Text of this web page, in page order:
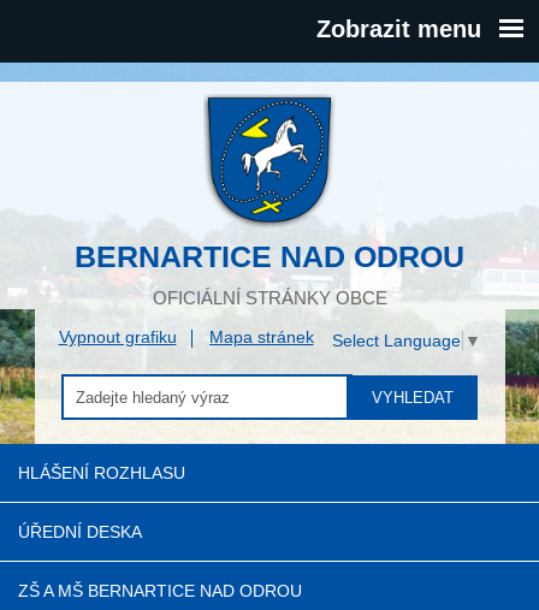
Zobrazit menu
BERNARTICE NAD ODROU
OFICIÁLNÍ STRÁNKY OBCE
Vypnout grafiku Mapa stránek Select Language ▼
VYHLEDAT
HLÁŠENÍ ROZHLASU
ÚŘEDNÍ DESKA
ZŠ A MŠ BERNARTICE NAD ODROU